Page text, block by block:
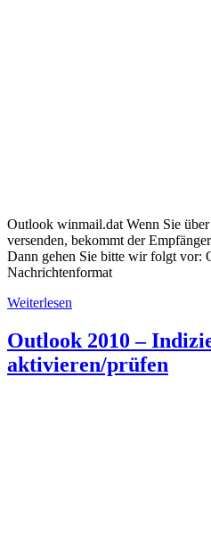
Outlook winmail.dat Wenn Sie
versenden, bekommt der
Dann gehen Sie bitte wir folgt vor:
Nachrichtenformat
Weiterlesen
Outlook 2010 –
aktivieren/prüfen